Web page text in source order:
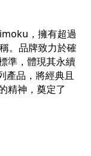
，擁有超過
。品牌致力於確
準，體現其永續
產品，將經典且
精神，奠定了